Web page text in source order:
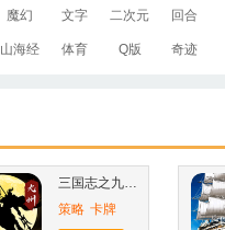
魔幻 文字 二次元 回合
山海经 体育 Q版 奇迹
三国志之九州战
策略 卡牌